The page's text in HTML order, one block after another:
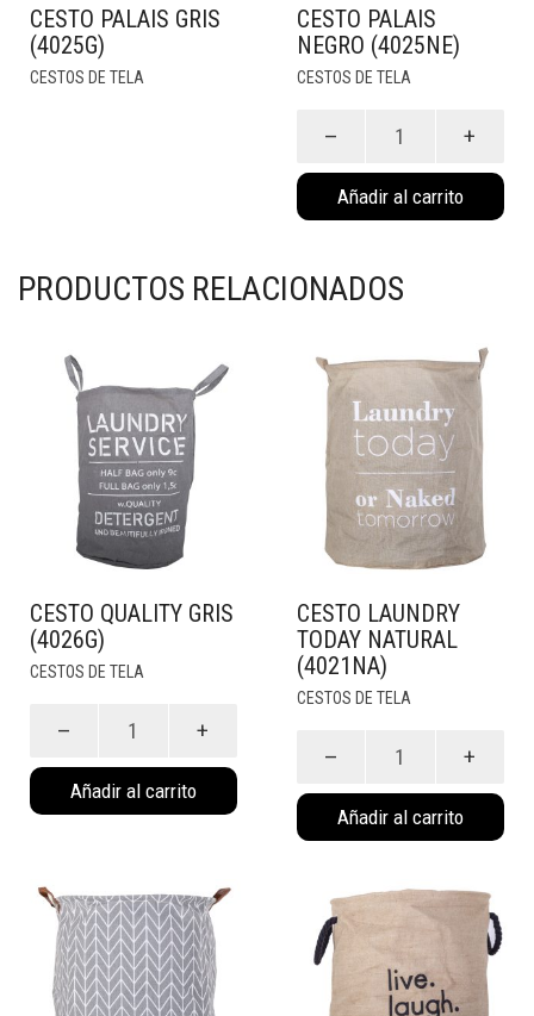
CESTO PALAIS GRIS
(4025G)
CESTOS DE TELA
CESTO PALAIS
NEGRO (4025NE)
CESTOS DE TELA
Negro
(4025NE)
cantidad
Añadir al carrito
PRODUCTOS RELACIONADOS
CESTO QUALITY GRIS
(4026G)
CESTOS DE TELA
Gris
(4026G)
cantidad
Añadir al carrito
CESTO LAUNDRY
TODAY NATURAL
(4021NA)
CESTOS DE TELA
Today
Natural
(4021NA)
Añadir al carrito